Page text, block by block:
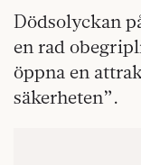
Dödsolyckan
en rad
öppna en
säkerheten”.